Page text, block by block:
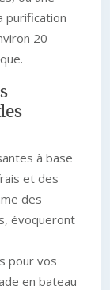
purification
20
à base
et des
des
évoqueront
pour vos
en bateau